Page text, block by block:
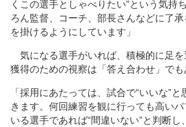
くこの選手としゃべりたい”という気持
ろん監督、コーチ、部長さんなどに了
を掛けるようにしています」
気になる選手がいれば、積極的に足を
獲得のための視察は「答え合わせ」でも
「採用にあたっては、試合で“いいな”
きます。何回練習を観に行っても高い
いる選手であれば“間違いない”と判断